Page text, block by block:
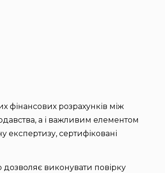
фінансових розрахунків між
а і важливим елементом
експертизу, сертифіковані
виконувати повірку